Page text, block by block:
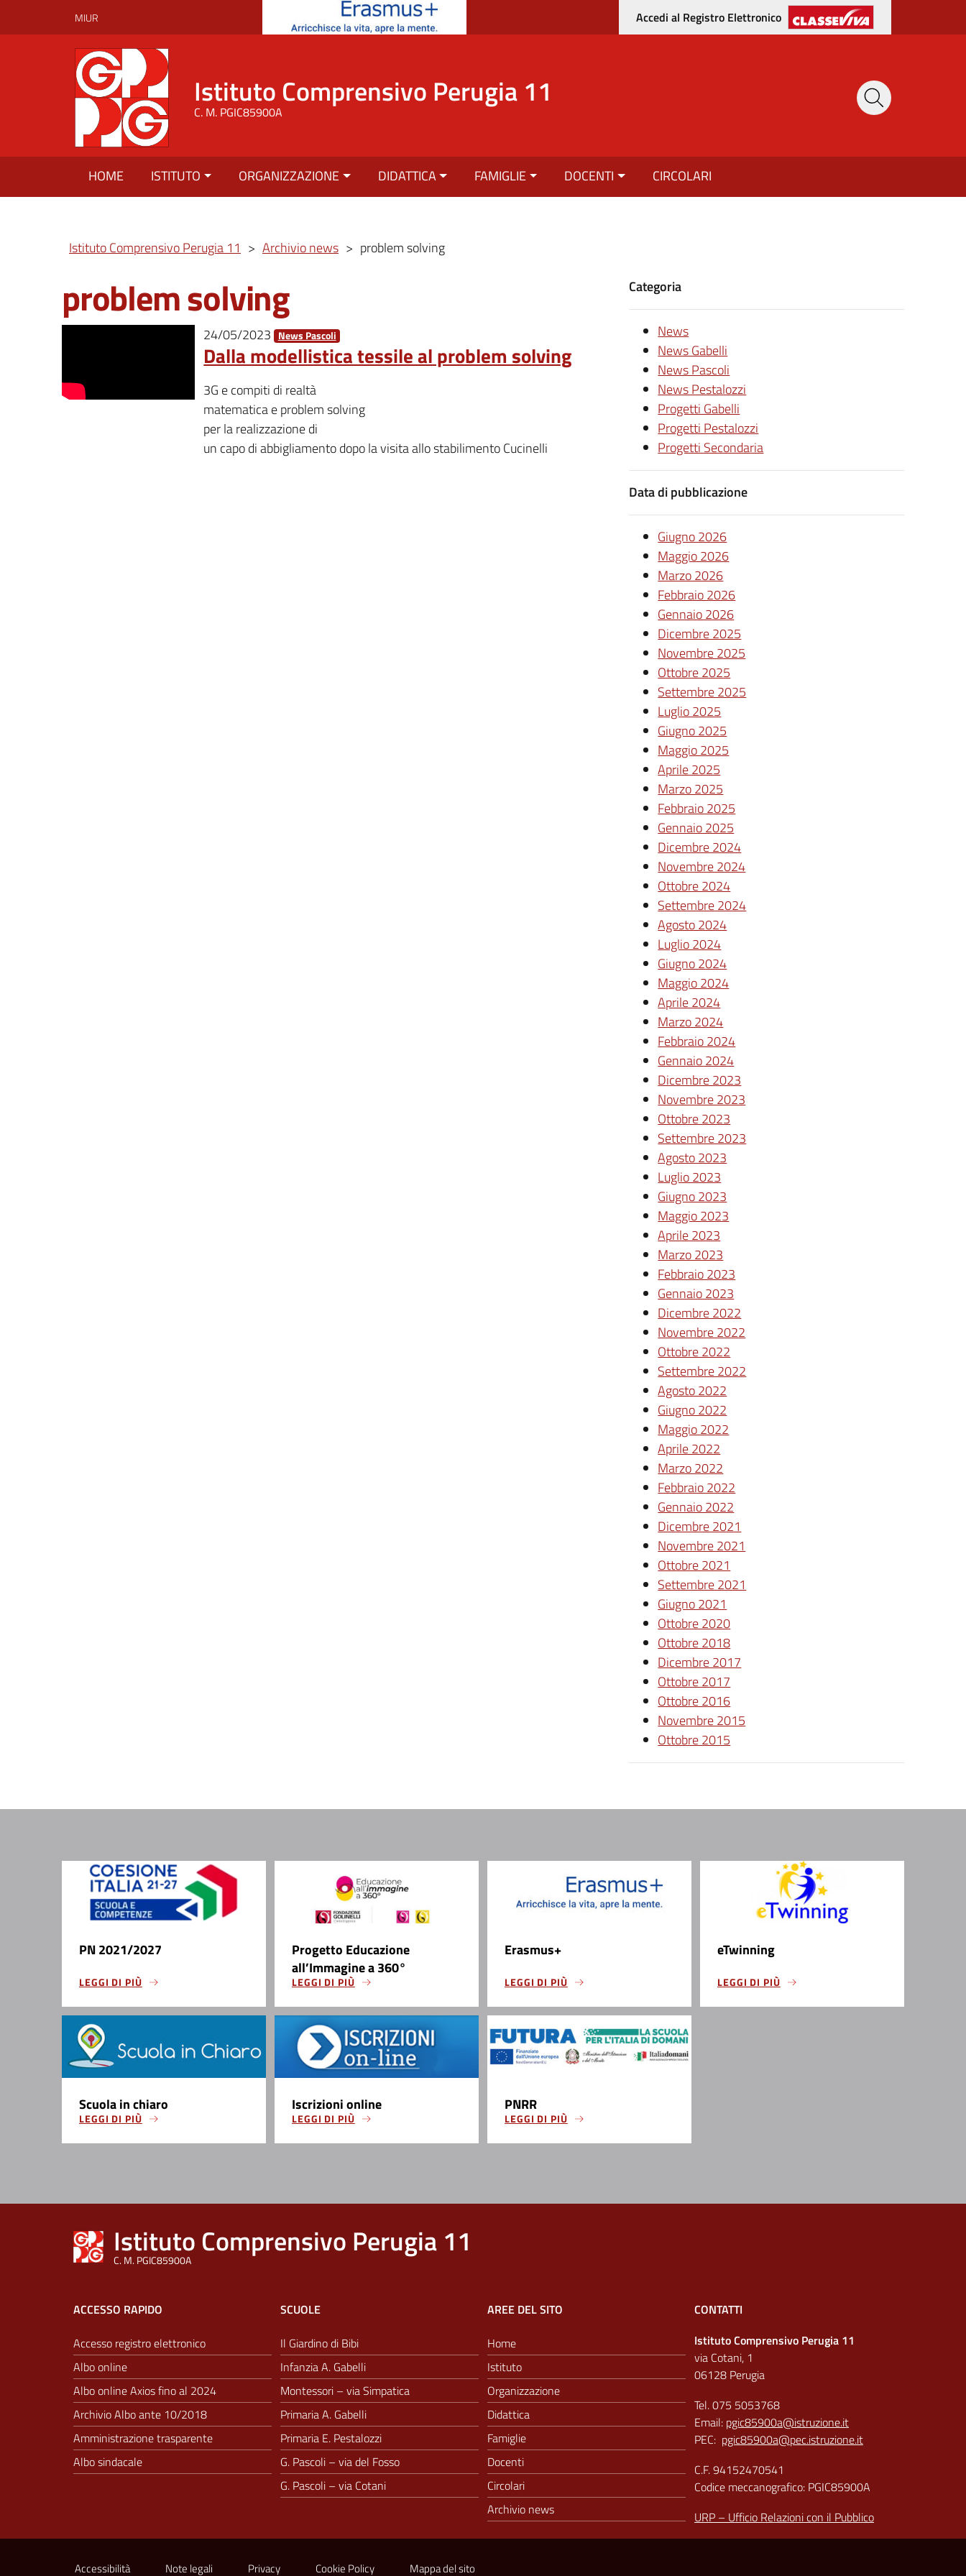
MIUR Accedi al Registro Elettronico
Istituto Comprensivo Perugia 11
C. M. PGIC85900A
HOME ISTITUTO ORGANIZZAZIONE DIDATTICA FAMIGLIE DOCENTI CIRCOLARI
Istituto Comprensivo Perugia 11 > Archivio news > problem solving
problem solving
24/05/2023 News Pascoli
Dalla modellistica tessile al problem solving
3G e compiti di realtà
matematica e problem solving
per la realizzazione di
un capo di abbigliamento dopo la visita allo stabilimento Cucinelli
Categoria
News
News Gabelli
News Pascoli
News Pestalozzi
Progetti Gabelli
Progetti Pestalozzi
Progetti Secondaria
Data di pubblicazione
Giugno 2026
Maggio 2026
Marzo 2026
Febbraio 2026
Gennaio 2026
Dicembre 2025
Novembre 2025
Ottobre 2025
Settembre 2025
Luglio 2025
Giugno 2025
Maggio 2025
Aprile 2025
Marzo 2025
Febbraio 2025
Gennaio 2025
Dicembre 2024
Novembre 2024
Ottobre 2024
Settembre 2024
Agosto 2024
Luglio 2024
Giugno 2024
Maggio 2024
Aprile 2024
Marzo 2024
Febbraio 2024
Gennaio 2024
Dicembre 2023
Novembre 2023
Ottobre 2023
Settembre 2023
Agosto 2023
Luglio 2023
Giugno 2023
Maggio 2023
Aprile 2023
Marzo 2023
Febbraio 2023
Gennaio 2023
Dicembre 2022
Novembre 2022
Ottobre 2022
Settembre 2022
Agosto 2022
Giugno 2022
Maggio 2022
Aprile 2022
Marzo 2022
Febbraio 2022
Gennaio 2022
Dicembre 2021
Novembre 2021
Ottobre 2021
Settembre 2021
Giugno 2021
Ottobre 2020
Ottobre 2018
Dicembre 2017
Ottobre 2017
Ottobre 2016
Novembre 2015
Ottobre 2015
PN 2021/2027
LEGGI DI PIÙ
Progetto Educazione
all’Immagine a 360°
LEGGI DI PIÙ
Erasmus+
LEGGI DI PIÙ
eTwinning
LEGGI DI PIÙ
Scuola in chiaro
LEGGI DI PIÙ
Iscrizioni online
LEGGI DI PIÙ
PNRR
LEGGI DI PIÙ
Istituto Comprensivo Perugia 11
C. M. PGIC85900A
ACCESSO RAPIDO
Accesso registro elettronico
Albo online
Albo online Axios fino al 2024
Archivio Albo ante 10/2018
Amministrazione trasparente
Albo sindacale
SCUOLE
Il Giardino di Bibi
Infanzia A. Gabelli
Montessori – via Simpatica
Primaria A. Gabelli
Primaria E. Pestalozzi
G. Pascoli – via del Fosso
G. Pascoli – via Cotani
AREE DEL SITO
Home
Istituto
Organizzazione
Didattica
Famiglie
Docenti
Circolari
Archivio news
CONTATTI
Istituto Comprensivo Perugia 11
via Cotani, 1
06128 Perugia
Tel. 075 5053768
Email: pgic85900a@istruzione.it
PEC: pgic85900a@pec.istruzione.it
C.F. 94152470541
Codice meccanografico: PGIC85900A
URP – Ufficio Relazioni con il Pubblico
Accessibilità Note legali Privacy Cookie Policy Mappa del sito